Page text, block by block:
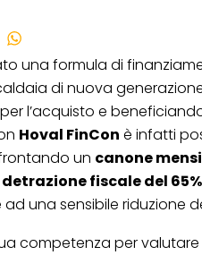
Email
una formula di
di nuova
l’acquisto e
Hoval FinCon è infatti
un canone
detrazione fiscale del 65%
ad una sensibile riduzione
competenza per